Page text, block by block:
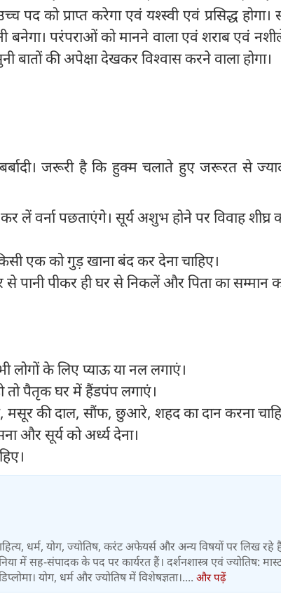
पद को प्राप्त करेगा एवं यश्‍स्वी एवं प्रसिद्ध
बनेगा। परंपराओं को मानने वाला एवं शराब एवं
बातों की अपेक्षा देखकर विश्‍वास करने वाला होगा।
जरूरी है कि हुक्म चलाते हुए जरूरत से
लें वर्ना पछताएंगे। सूर्य अशुभ होने पर विवाह शीघ्र
एक को गुड़ खाना बंद कर देना चाहिए।
पानी पीकर ही घर से निकलें और पिता का सम्मान
लोगों के लिए प्याऊ या नल लगाएं।
तो पैतृक घर में हैंडपंप लगाएं।
मसूर की दाल, सौंफ, छुआरे, शहद का दान करना
और सूर्य को अर्ध्य देना।
धर्म, योग, ज्योतिष, करंट अफेयर्स और अन्य विषयों पर लिख रहे
में सह-संपादक के पद पर कार्यरत हैं। दर्शनशास्त्र एवं ज्योतिष:
योग, धर्म और ज्योतिष में विशेषज्ञता।.... और पढ़ें